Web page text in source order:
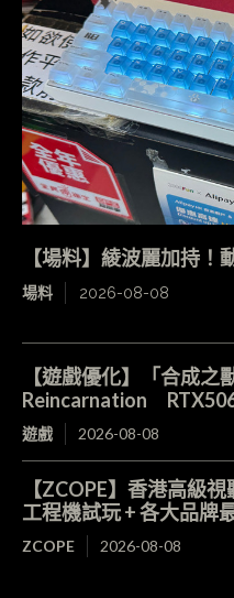
【場料】綾波麗加持！
場料 2026-08-08
【遊戲優化】「合成之
Reincarnation
遊戲 2026-08-08
【ZCOPE】香港高級
工程機試玩 + 各大品牌
ZCOPE 2026-08-08